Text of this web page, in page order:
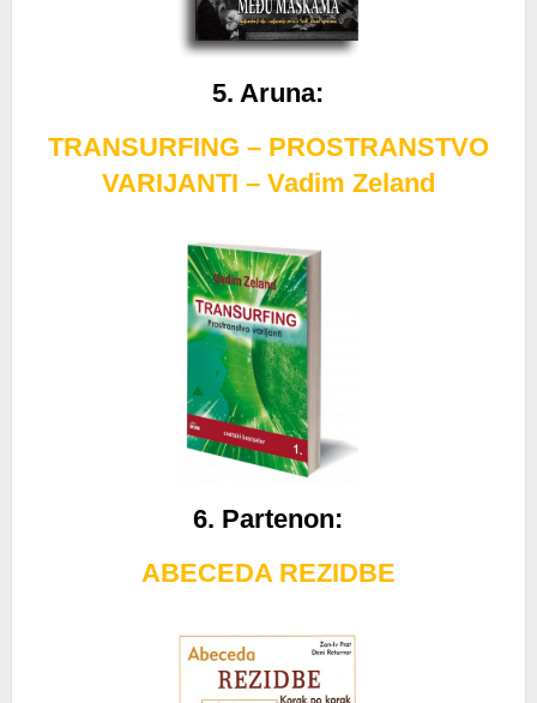
5. Aruna:
TRANSURFING – PROSTRANSTVO
VARIJANTI – Vadim Zeland
6. Partenon:
ABECEDA REZIDBE